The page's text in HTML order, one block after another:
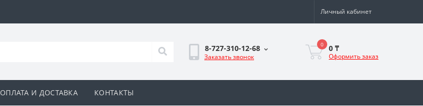
Личный кабинет
8-727-310-12-68
Заказать звонок
0 0 ₸
Оформить заказ
ОПЛАТА И ДОСТАВКА КОНТАКТЫ